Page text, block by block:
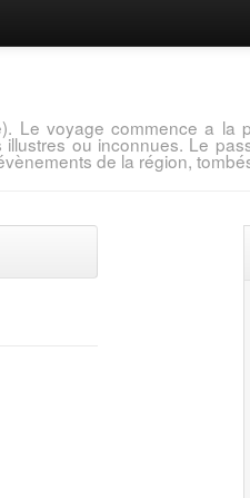
Le voyage commence a
ou inconnues. Le
de la région,